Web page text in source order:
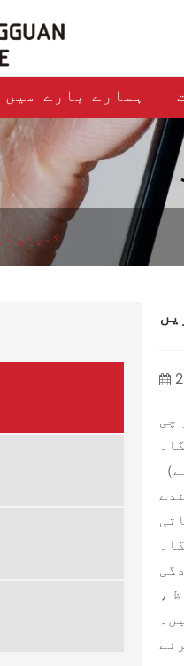
ہمارے بارے میں
کمپنی
ایونٹ 22-24 ، 2025 کو ہو چی
（اس شو کا انفارمیشن مارکیٹس ویتنام کے ذریعہ ان تمام کمپنیوں کے لئے لامحدود کاروباری مواقع پیش کرنے
،